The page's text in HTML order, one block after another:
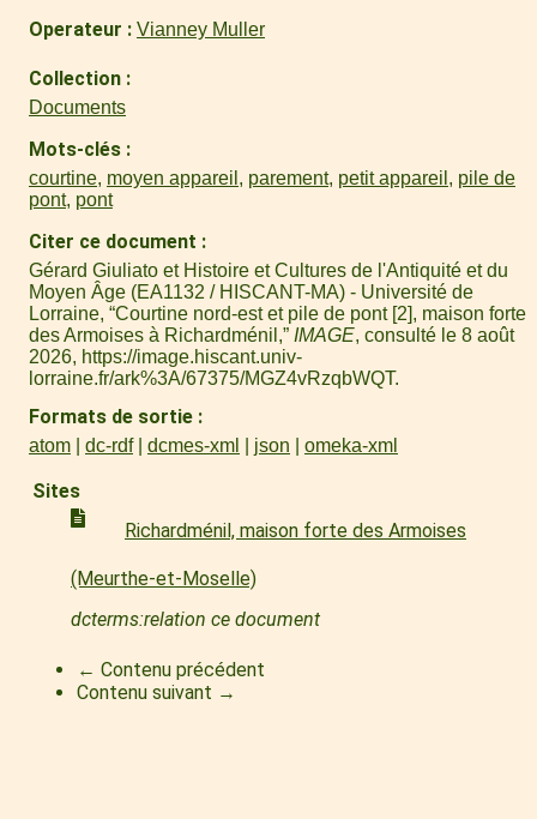
Operateur Vianney Muller
Collection
Documents
Mots-clés
courtine, moyen appareil , parement, petit appareil , pile de
pont, pont
Citer ce document
Gérard Giuliato et Histoire et Cultures de l'Antiquité et du
Moyen Âge (EA1132 / HISCANT-MA) - Université de
Lorraine, “Courtine nord-est et pile de pont [2], maison forte
des Armoises à Richardménil,” IMAGE, consulté le 8 août
2026, https://image.hiscant.univ-
lorraine.fr/ark%3A/67375/MGZ4vRzqbWQT.
Formats de sortie
atom dc-rdf dcmes-xml json omeka-xml
Sites
Richardménil, maison forte des Armoises
(Meurthe-et-Moselle)
dcterms:relation ce document
← Contenu précédent
Contenu suivant →